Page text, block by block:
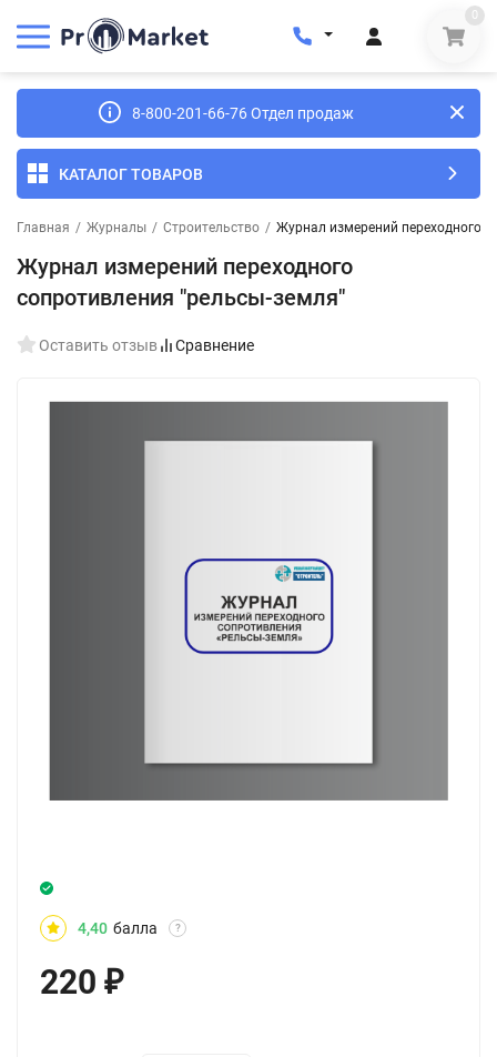
0
8-800-201-66-76 Отдел продаж
КАТАЛОГ ТОВАРОВ
Главная / Журналы / Строительство / Журнал измерений переходного
Журнал измерений переходного
сопротивления "рельсы-земля"
Оставить отзыв Сравнение
4,40 балла ?
220 ₽